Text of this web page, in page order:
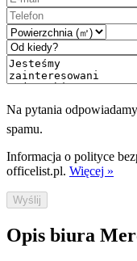
Na pytania odpowiadamy
spamu.
Informacja o polityce
officelist.pl. Więcej »
Wyślij
Opis biura